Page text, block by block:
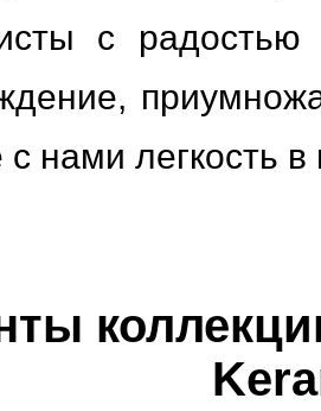
с радостью
нами легкость